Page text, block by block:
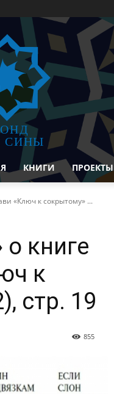
СИНЫ
КНИГИ ПРОЕКТЫ
«Ключ к сокрытому» ...
книге
к
стр. 19
855